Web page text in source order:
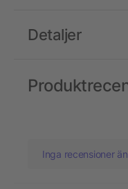
Detaljer
Inga recensioner